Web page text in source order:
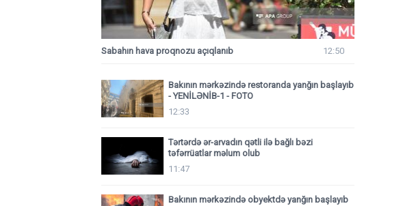
Sabahın hava proqnozu açıqlanıb 12:50
Bakının mərkəzində restoranda yanğın başlayıb
- YENİLƏNİB-1 - FOTO
12:33
Tərtərdə ər-arvadın qətli ilə bağlı bəzi
təfərrüatlar məlum olub
11:47
Bakının mərkəzində obyektdə yanğın başlayıb